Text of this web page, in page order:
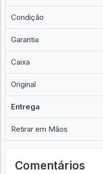
Condição
Garantia
Caixa
Original
Entrega
Retirar em Mãos
Comentários